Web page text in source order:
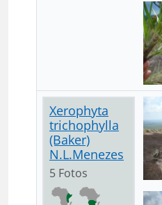
Xerophyta
trichophylla
(Baker)
N.L.Menezes
5 Fotos